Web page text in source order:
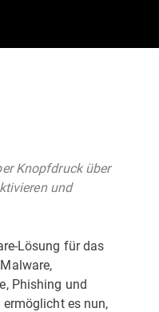
Knopfdruck über
und
Lösung für das
Phishing und
ermöglicht es nun,